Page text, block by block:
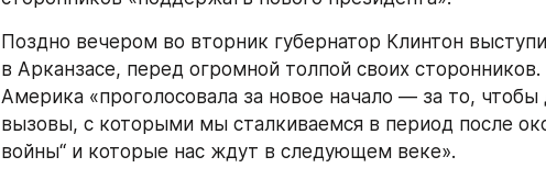
«так себе».
Никакие другие проблемы — ни преступность, ни аборты,
уж о внешней политике, — даже близко не могли
воздействия на настроения избирателей с проблемами
8 процентов опрошенных заявили, что на нынешних
вопросы международные.